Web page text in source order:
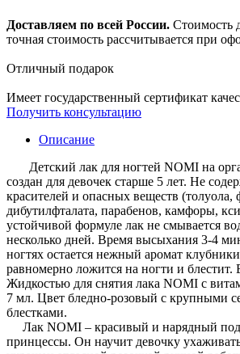
Доставляем по всей России. Стоимость
точная стоимость рассчитывается при
Отличный подарок
Имеет государственный сертификат
Получить консультацию
Описание
Детский лак для ногтей NOMI на
создан для девочек старше 5 лет. Не
красителей и опасных веществ (толуола,
дибутилфталата, парабенов, камфоры,
устойчивой формуле лак не смывается
несколько дней. Время высыхания 3-4
ногтях остается нежный аромат
равномерно ложится на ногти и блестит.
Жидкостью для снятия лака NOMI c
7 мл. Цвет бледно-розовый с крупными
блестками.
Лак NOMI – красивый и нарядный
принцессы. Он научит девочку